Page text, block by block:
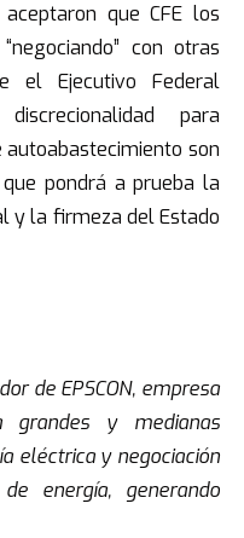
que CFE los
con otras
el Ejecutivo Federal
para
son
pondrá a prueba la
y la firmeza del Estado
de EPSCON, empresa
grandes y medianas
eléctrica y negociación
energía, generando